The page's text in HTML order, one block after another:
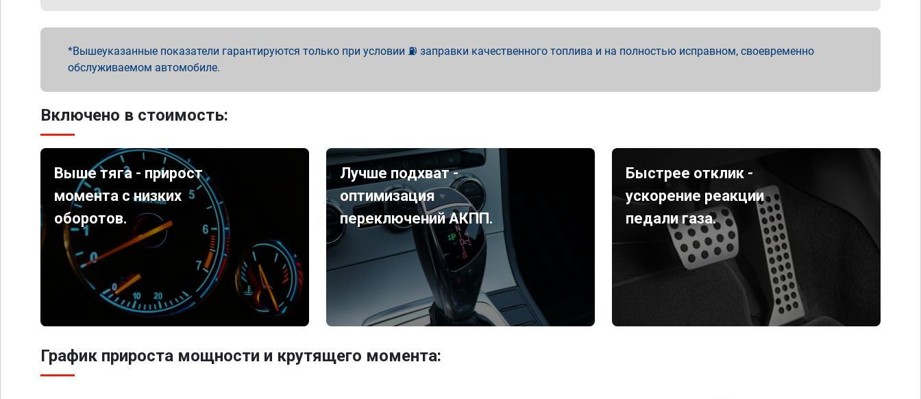
Вышеуказанные показатели гарантируются только при условии ⛽ заправки качественного топлива и на полностью исправном, своевременно
обслуживаемом автомобиле.
Включено в стоимость:
Выше тяга - прирост
момента с низких
оборотов.
Лучше подхват -
оптимизация
переключений АКПП.
Быстрее отклик -
ускорение реакции
педали газа.
График прироста мощности и крутящего момента: